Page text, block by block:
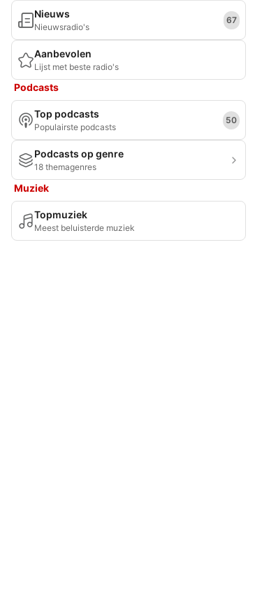
Nieuws
Nieuwsradio's
67
Aanbevolen
Lijst met beste radio's
Podcasts
Top podcasts
Populairste podcasts
50
Podcasts op genre
18 themagenres
Muziek
Topmuziek
Meest beluisterde muziek